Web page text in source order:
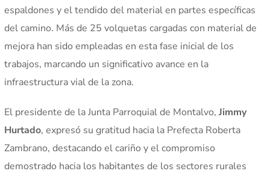
espaldones y el tendido del material en partes específicas
del camino. Más de 25 volquetas cargadas con material de
mejora han sido empleadas en esta fase inicial de los
trabajos, marcando un significativo avance en la
infraestructura vial de la zona.
El presidente de la Junta Parroquial de Montalvo,Jimmy
Hurtado, expresó su gratitud hacia la Prefecta Roberta
Zambrano, destacando el cariño y el compromiso
demostrado hacia los habitantes de los sectores rurales